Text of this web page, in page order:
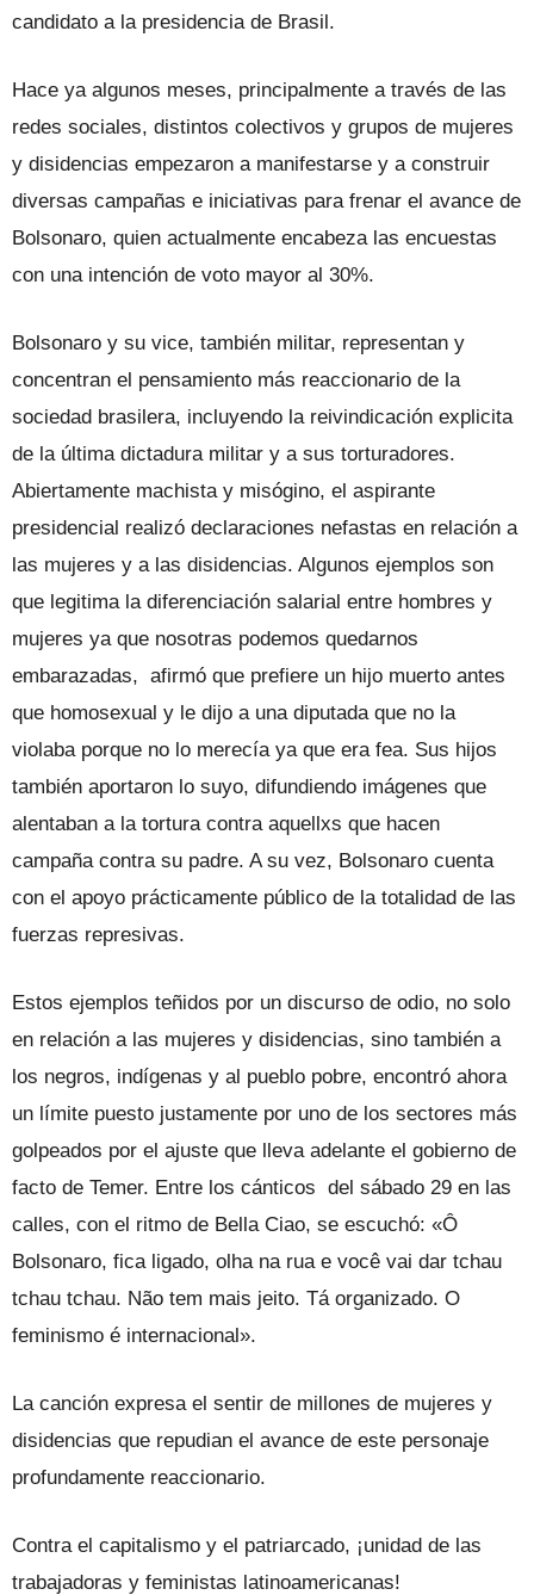
candidato a la presidencia de Brasil.
Hace ya algunos meses, principalmente a través de las
redes sociales, distintos colectivos y grupos de mujeres
y disidencias empezaron a manifestarse y a construir
diversas campañas e iniciativas para frenar el avance de
Bolsonaro, quien actualmente encabeza las encuestas
con una intención de voto mayor al 30%.
Bolsonaro y su vice, también militar, representan y
concentran el pensamiento más reaccionario de la
sociedad brasilera, incluyendo la reivindicación explicita
de la última dictadura militar y a sus torturadores.
Abiertamente machista y misógino, el aspirante
presidencial realizó declaraciones nefastas en relación a
las mujeres y a las disidencias. Algunos ejemplos son
que legitima la diferenciación salarial entre hombres y
mujeres ya que nosotras podemos quedarnos
embarazadas, afirmó que prefiere un hijo muerto antes
que homosexual y le dijo a una diputada que no la
violaba porque no lo merecía ya que era fea. Sus hijos
también aportaron lo suyo, difundiendo imágenes que
alentaban a la tortura contra aquellxs que hacen
campaña contra su padre. A su vez, Bolsonaro cuenta
con el apoyo prácticamente público de la totalidad de las
fuerzas represivas.
Estos ejemplos teñidos por un discurso de odio, no solo
en relación a las mujeres y disidencias, sino también a
los negros, indígenas y al pueblo pobre, encontró ahora
un límite puesto justamente por uno de los sectores más
golpeados por el ajuste que lleva adelante el gobierno de
facto de Temer. Entre los cánticos del sábado 29 en las
calles, con el ritmo de Bella Ciao, se escuchó: «Ô
Bolsonaro, fica ligado, olha na rua e você vai dar tchau
tchau tchau. Não tem mais jeito. Tá organizado. O
feminismo é internacional».
La canción expresa el sentir de millones de mujeres y
disidencias que repudian el avance de este personaje
profundamente reaccionario.
Contra el capitalismo y el patriarcado, ¡unidad de las
trabajadoras y feministas latinoamericanas!